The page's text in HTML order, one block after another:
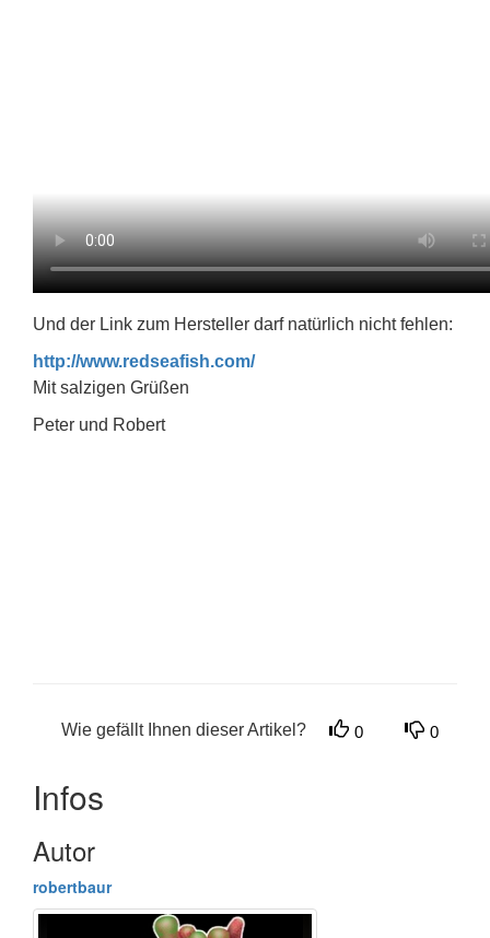
Und der Link zum Hersteller darf natürlich nicht fehlen:
http://www.redseafish.com/
Mit salzigen Grüßen
Peter und Robert
Wie gefällt Ihnen dieser Artikel? 0 0
Infos
Autor
robertbaur